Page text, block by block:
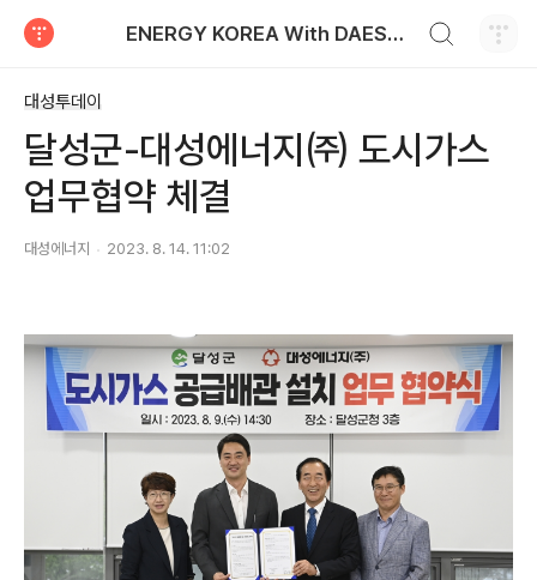
ENERGY KOREA With DAESUNG ENERGY
대성투데이
달성군-대성에너지㈜ 도시가스
업무협약 체결
대성에너지 2023. 8. 14. 11:02